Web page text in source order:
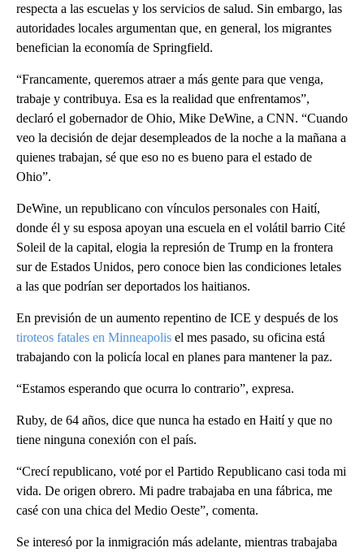
respecta a las escuelas y los servicios de salud. Sin embargo, las
autoridades locales argumentan que, en general, los migrantes
benefician la economía de Springfield.
“Francamente, queremos atraer a más gente para que venga,
trabaje y contribuya. Esa es la realidad que enfrentamos”,
declaró el gobernador de Ohio, Mike DeWine, a CNN. “Cuando
veo la decisión de dejar desempleados de la noche a la mañana a
quienes trabajan, sé que eso no es bueno para el estado de
Ohio”.
DeWine, un republicano con vínculos personales con Haití,
donde él y su esposa apoyan una escuela en el volátil barrio Cité
Soleil de la capital, elogia la represión de Trump en la frontera
sur de Estados Unidos, pero conoce bien las condiciones letales
a las que podrían ser deportados los haitianos.
En previsión de un aumento repentino de ICE y después de los
tiroteos fatales en Minneapolis el mes pasado, su oficina está
trabajando con la policía local en planes para mantener la paz.
“Estamos esperando que ocurra lo contrario”, expresa.
Ruby, de 64 años, dice que nunca ha estado en Haití y que no
tiene ninguna conexión con el país.
“Crecí republicano, voté por el Partido Republicano casi toda mi
vida. De origen obrero. Mi padre trabajaba en una fábrica, me
casé con una chica del Medio Oeste”, comenta.
Se interesó por la inmigración más adelante, mientras trabajaba